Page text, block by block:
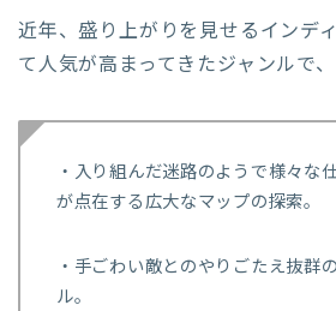
近年、盛り上がりを見せるインデ
て人気が高まってきたジャンルで、
・入り組んだ迷路のようで様々な
が点在する広大なマップの探索。
・手ごわい敵とのやりごたえ抜群
ル。